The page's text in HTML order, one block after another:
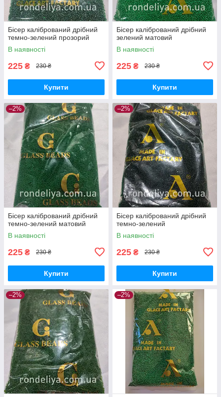
Бісер калібрований дрібний
темно-зелений прозорий
В наявності
225 ₴ 230 ₴
Купити
Бісер калібрований дрібний
зелений матовий
В наявності
225 ₴ 230 ₴
Купити
–2%
Бісер калібрований дрібний
темно-зелений матовий
В наявності
225 ₴ 230 ₴
Купити
–2%
Бісер калібрований дрібний
темно-зелений
В наявності
225 ₴ 230 ₴
Купити
–2% –2%